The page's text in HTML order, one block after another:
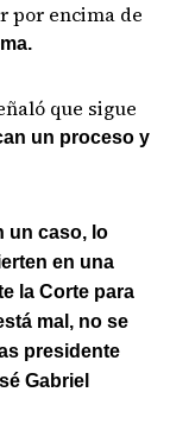
por encima de
que sigue
un proceso y
un caso, lo
en una
la Corte para
mal, no se
presidente
Gabriel